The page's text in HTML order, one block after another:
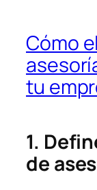
Cómo
tu
1.
de